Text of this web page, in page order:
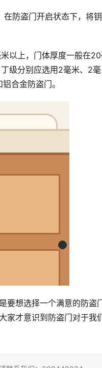
防盗门开启状态下，将
以上，门体厚度一般在
级分别应选用2毫米、2毫
合金防盗门。
想选择一个满意的防盗门
家才意识到防盗门对于我